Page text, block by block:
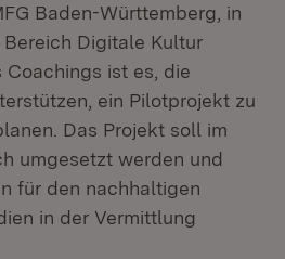
Baden-Württemberg, in
Digitale Kultur
Coachings ist es, die
ein Pilotprojekt zu
Das Projekt soll im
umgesetzt werden und
für den nachhaltigen
in der Vermittlung